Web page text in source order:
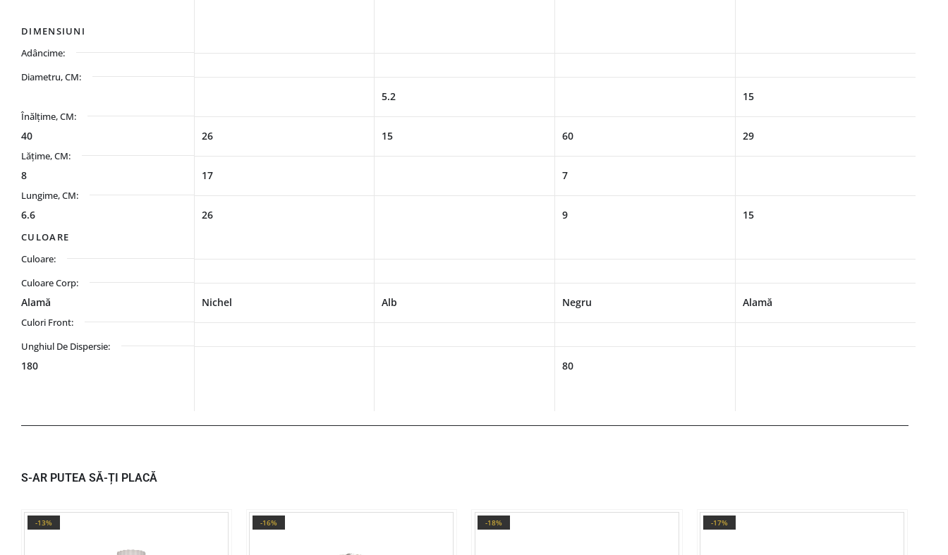
DIMENSIUNI
Adâncime:
Diametru, CM:
5.2 15
Înălțime, CM:
40 26 15 60 29
Lățime, CM:
8 17 7
Lungime, CM:
6.6 26 9 15
CULOARE
Culoare:
Culoare Corp:
Alamă Nichel Alb Negru Alamă
Culori Front:
Unghiul De Dispersie:
180 80
S-AR PUTEA SĂ-ȚI PLACĂ
-13% -16% -18% -17%